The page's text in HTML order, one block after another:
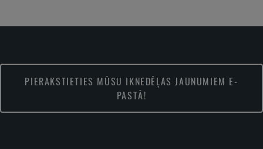
PIERAKSTIETIES MŪSU IKNEDĒĻAS JAUNUMIEM E-
PASTĀ!